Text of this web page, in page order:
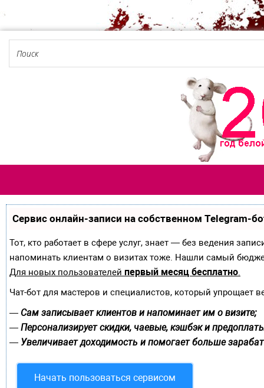
Сервис онлайн-записи на собственном Telegram-
Тот, кто работает в сфере услуг, знает — без ведения
напоминать клиентам о визитах тоже. Нашли самый
Для новых пользователей первый месяц бесплатно.
Чат-бот для мастеров и специалистов, который упрощает
— Сам записывает клиентов и напоминает им о визите;
— Персонализирует скидки, чаевые, кэшбэк и
— Увеличивает доходимость и помогает больше
Начать пользоваться сервисом